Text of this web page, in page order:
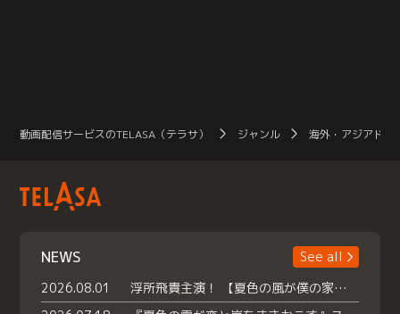
動画配信サービスのTELASA（テラサ） ジャンル 海外・アジアドラ
NEWS
See all
2026.08.01
浮所飛貴主演！ 【夏色の風が僕の家にやってきた】 本日よりテラサで独占配信スタート！